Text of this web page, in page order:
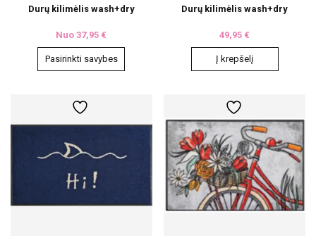
Durų kilimėlis wash+dry
Nuo37,95 €
Pasirinkti savybes
Durų kilimėlis wash+dry
49,95 €
Į krepšelį